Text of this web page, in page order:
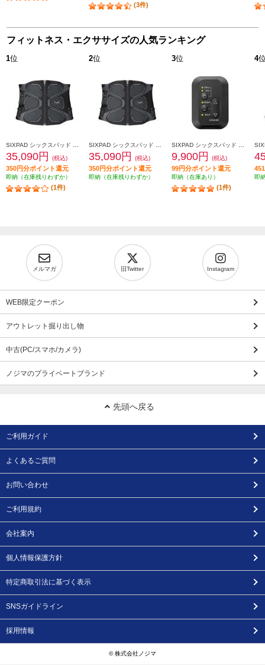
(3件)
フィットネス・エクササイズの人気ランキング
1位
35,090円 (税込)
350円分ポイント還元
即納（在庫残りわずか）
(1件)
2位
35,090円 (税込)
350円分ポイント還元
即納（在庫残りわずか）
3位
9,900円 (税込)
99円分ポイント還元
即納（在庫あり）
(1件)
4
即
メルマガ 旧Twitter Instagram
WEB限定クーポン
アウトレット掘り出し物
中古(PC/スマホ/カメラ)
ノジマのプライベートブランド
先頭へ戻る
ご利用ガイド
よくあるご質問
お問い合わせ
ご利用規約
会社案内
個人情報保護方針
特定商取引法に基づく表示
SNSガイドライン
採用情報
© 株式会社ノジマ